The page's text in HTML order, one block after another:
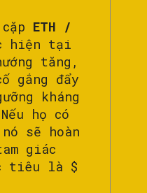
ETH /
hiện tại
tăng,
gắng đẩy
kháng
họ có
sẽ hoàn
giác
tiêu là $